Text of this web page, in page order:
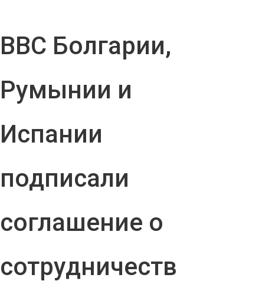
ВВС Болгарии,
Румынии и
Испании
подписали
соглашение о
сотрудничеств